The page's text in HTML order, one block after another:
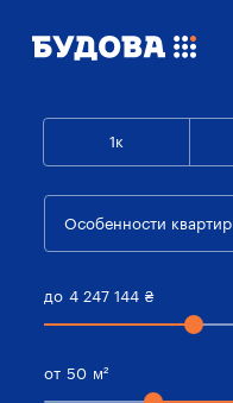
1к
Особенности квартир
до 4 247 144 ₴
от 50 м²